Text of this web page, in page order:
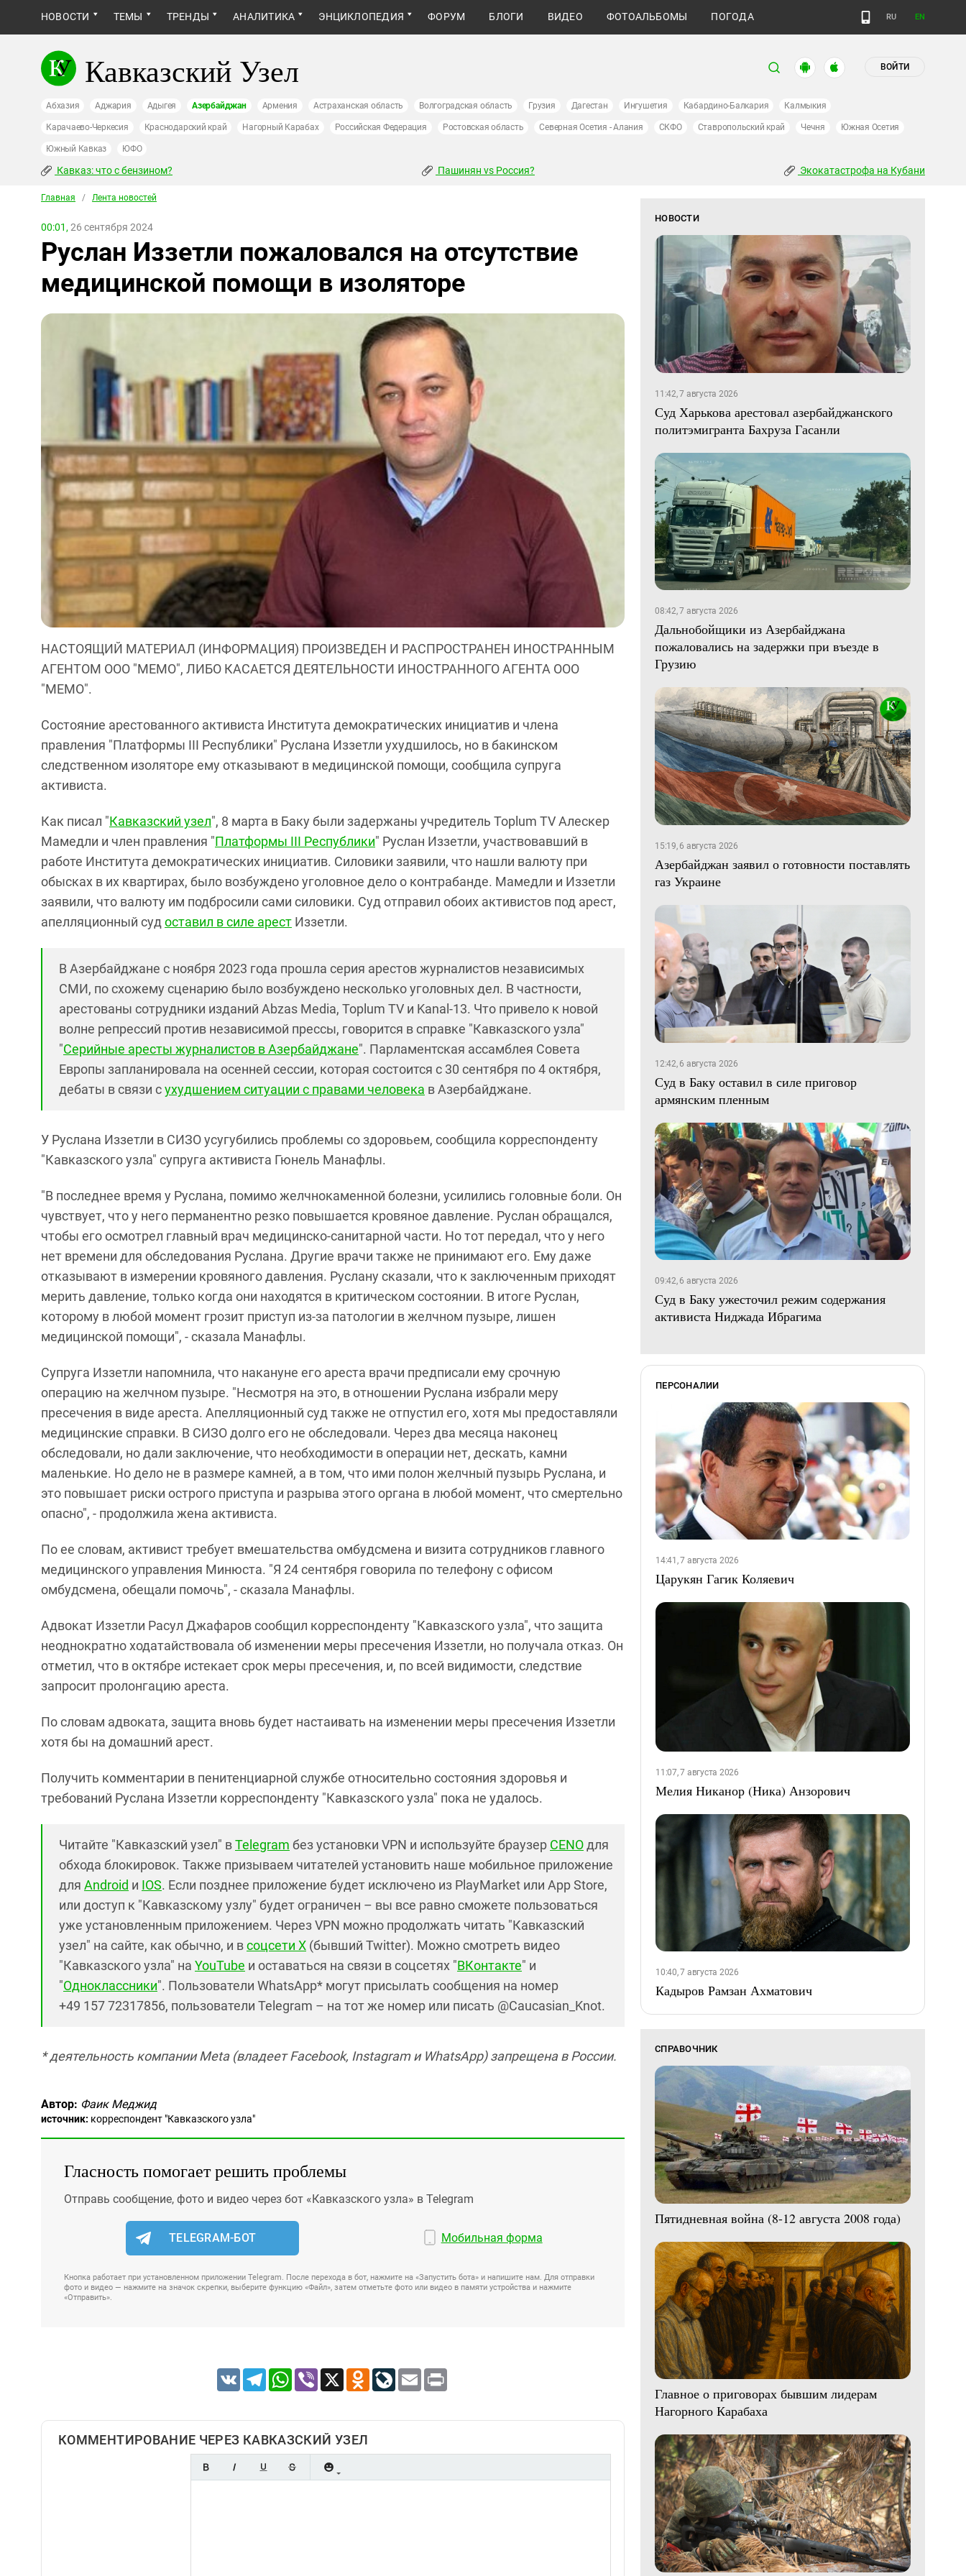
НОВОСТИ ТЕМЫ ТРЕНДЫ АНАЛИТИКА ЭНЦИКЛОПЕДИЯ ФОРУМ БЛОГИ ВИДЕО ФОТОАЛЬБОМЫ ПОГОДА RU EN
Кавказский Узел ВОЙТИ
Абхазия Аджария Адыгея Азербайджан Армения Астраханская область Волгоградская область Грузия Дагестан Ингушетия Кабардино-Балкария Калмыкия
Карачаево-Черкесия Краснодарский край Нагорный Карабах Российская Федерация Ростовская область Северная Осетия - Алания СКФО Ставропольский край Чечня Южная Осетия
Южный Кавказ ЮФО
Кавказ: что с бензином? Пашинян vs Россия? Экокатастрофа на Кубани
Главная / Лента новостей
00:01, 26 сентября 2024
Руслан Иззетли пожаловался на отсутствие
медицинской помощи в изоляторе
НАСТОЯЩИЙ МАТЕРИАЛ (ИНФОРМАЦИЯ) ПРОИЗВЕДЕН И РАСПРОСТРАНЕН ИНОСТРАННЫМ
АГЕНТОМ ООО "МЕМО", ЛИБО КАСАЕТСЯ ДЕЯТЕЛЬНОСТИ ИНОСТРАННОГО АГЕНТА ООО
"МЕМО".
Состояние арестованного активиста Института демократических инициатив и члена
правления "Платформы III Республики" Руслана Иззетли ухудшилось, но в бакинском
следственном изоляторе ему отказывают в медицинской помощи, сообщила супруга
активиста.
Как писал "Кавказский узел", 8 марта в Баку были задержаны учредитель Toplum TV Алескер
Мамедли и член правления "Платформы III Республики" Руслан Иззетли, участвовавший в
работе Института демократических инициатив. Силовики заявили, что нашли валюту при
обысках в их квартирах, было возбуждено уголовное дело о контрабанде. Мамедли и Иззетли
заявили, что валюту им подбросили сами силовики. Суд отправил обоих активистов под арест,
апелляционный суд оставил в силе арест Иззетли.
В Азербайджане с ноября 2023 года прошла серия арестов журналистов независимых
СМИ, по схожему сценарию было возбуждено несколько уголовных дел. В частности,
арестованы сотрудники изданий Abzas Media, Toplum TV и Kanal-13. Что привело к новой
волне репрессий против независимой прессы, говорится в справке "Кавказского узла"
"Серийные аресты журналистов в Азербайджане". Парламентская ассамблея Совета
Европы запланировала на осенней сессии, которая состоится с 30 сентября по 4 октября,
дебаты в связи сухудшением ситуации с правами человека в Азербайджане.
У Руслана Иззетли в СИЗО усугубились проблемы со здоровьем, сообщила корреспонденту
"Кавказского узла" супруга активиста Гюнель Манафлы.
"В последнее время у Руслана, помимо желчнокаменной болезни, усилились головные боли. Он
чувствует, что у него перманентно резко повышается кровяное давление. Руслан обращался,
чтобы его осмотрел главный врач медицинско-санитарной части. Но тот передал, что у него
нет времени для обследования Руслана. Другие врачи также не принимают его. Ему даже
отказывают в измерении кровяного давления. Руслану сказали, что к заключенным приходят
мерить давление, только когда они находятся в критическом состоянии. В итоге Руслан,
которому в любой момент грозит приступ из-за патологии в желчном пузыре, лишен
медицинской помощи", - сказала Манафлы.
Супруга Иззетли напомнила, что накануне его ареста врачи предписали ему срочную
операцию на желчном пузыре. "Несмотря на это, в отношении Руслана избрали меру
пресечения в виде ареста. Апелляционный суд также не отпустил его, хотя мы предоставляли
медицинские справки. В СИЗО долго его не обследовали. Через два месяца наконец
обследовали, но дали заключение, что необходимости в операции нет, дескать, камни
маленькие. Но дело не в размере камней, а в том, что ими полон желчный пузырь Руслана, и
это повышает риски острого приступа и разрыва этого органа в любой момент, что смертельно
опасно", - продолжила жена активиста.
По ее словам, активист требует вмешательства омбудсмена и визита сотрудников главного
медицинского управления Минюста. "Я 24 сентября говорила по телефону с офисом
омбудсмена, обещали помочь", - сказала Манафлы.
Адвокат Иззетли Расул Джафаров сообщил корреспонденту "Кавказского узла", что защита
неоднократно ходатайствовала об изменении меры пресечения Иззетли, но получала отказ. Он
отметил, что в октябре истекает срок меры пресечения, и, по всей видимости, следствие
запросит пролонгацию ареста.
По словам адвоката, защита вновь будет настаивать на изменении меры пресечения Иззетли
хотя бы на домашний арест.
Получить комментарии в пенитенциарной службе относительно состояния здоровья и
требований Руслана Иззетли корреспонденту "Кавказского узла" пока не удалось.
Читайте "Кавказский узел" вTelegram без установки VPN и используйте браузер CENOдля
обхода блокировок. Также призываем читателей установить наше мобильное приложение
для Android и IOS. Если позднее приложение будет исключено из PlayMarket или App Store,
или доступ к "Кавказскому узлу" будет ограничен – вы все равно сможете пользоваться
уже установленным приложением. Через VPN можно продолжать читать "Кавказский
узел" на сайте, как обычно, и всоцсети X (бывший Twitter). Можно смотреть видео
"Кавказского узла" на YouTube и оставаться на связи в соцсетях "ВКонтакте" и
"Одноклассники". Пользователи WhatsApp* могут присылать сообщения на номер
+49 157 72317856, пользователи Telegram – на тот же номер или писать @Caucasian_Knot.
* деятельность компании Meta (владеет Facebook, Instagram и WhatsApp) запрещена в России.
Автор: Фаик Меджид
источник: корреспондент "Кавказского узла"
Гласность помогает решить проблемы
Отправь сообщение, фото и видео через бот «Кавказского узла» в Telegram
TELEGRAM-БОТ Мобильная форма
Кнопка работает при установленном приложении Telegram. После перехода в бот, нажмите на «Запустить бота» и напишите нам. Для отправки
фото и видео — нажмите на значок скрепки, выберите функцию «Файл», затем отметьте фото или видео в памяти устройства и нажмите
«Отправить».
VK TelegramWhatsApp
Viber X Odnoklassniki
LiveJournal
Email
КОММЕНТИРОВАНИЕ ЧЕРЕЗ КАВКАЗСКИЙ УЗЕЛ
НОВОСТИ
11:42, 7 августа 2026
Суд Харькова арестовал азербайджанского
политэмигранта Бахруза Гасанли
08:42, 7 августа 2026
Дальнобойщики из Азербайджана
пожаловались на задержки при въезде в
Грузию
15:19, 6 августа 2026
Азербайджан заявил о готовности поставлять
газ Украине
12:42, 6 августа 2026
Суд в Баку оставил в силе приговор
армянским пленным
09:42, 6 августа 2026
Суд в Баку ужесточил режим содержания
активиста Ниджада Ибрагима
ПЕРСОНАЛИИ
14:41, 7 августа 2026
Царукян Гагик Коляевич
11:07, 7 августа 2026
Мелия Никанор (Ника) Анзорович
10:40, 7 августа 2026
Кадыров Рамзан Ахматович
СПРАВОЧНИК
Пятидневная война (8-12 августа 2008 года)
Главное о приговорах бывшим лидерам
Нагорного Карабаха